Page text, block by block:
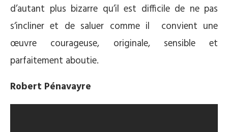
d’autant plus bizarre qu’il est difficile de ne pas
s‘incliner et de saluer comme il convient une
œuvre courageuse, originale, sensible et
parfaitement aboutie.
Robert Pénavayre